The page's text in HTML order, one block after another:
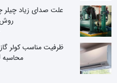
علت صدای زیاد
ظرفیت مناسب کولر
محاسبه BTU بر اساس متراژ